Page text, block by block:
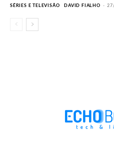
SÉRIES E TELEVISÃO DAVID FIALHO -